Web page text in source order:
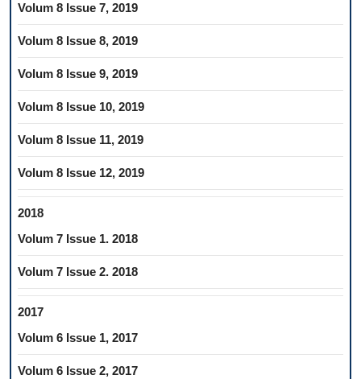
Volum 8 Issue 7, 2019
Volum 8 Issue 8, 2019
Volum 8 Issue 9, 2019
Volum 8 Issue 10, 2019
Volum 8 Issue 11, 2019
Volum 8 Issue 12, 2019
2018
Volum 7 Issue 1. 2018
Volum 7 Issue 2. 2018
2017
Volum 6 Issue 1, 2017
Volum 6 Issue 2, 2017